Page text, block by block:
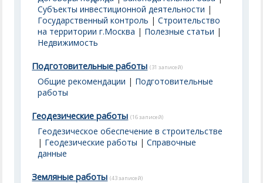
Субъекты инвестиционной деятельности |
Государственный контроль |Строительство
на территории г.Москва | Полезные статьи |
Недвижимость
Подготовительные работы (31 записей)
Общие рекомендации | Подготовительные
работы
Геодезические работы (16 записей)
Геодезическое обеспечение в строительстве
| Геодезические работы |Справочные
данные
Земляные работы (43 записей)